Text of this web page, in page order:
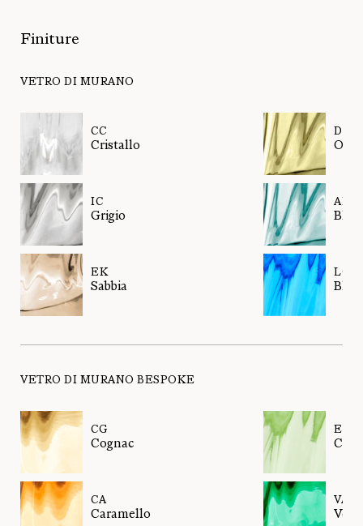
Finiture
VETRO DI MURANO
CC
Cristallo
IC
Grigio
EK
Sabbia
DK
Oliva
AK
Blu
LQ
VETRO DI MURANO BESPOKE
CG
Cognac
CA
Caramello
EL
VA